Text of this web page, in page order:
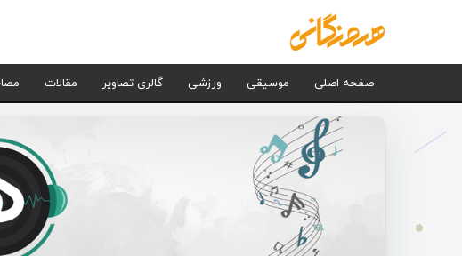
صفحه اصلی موسیقی ورزشی گالری تصاویر مقالات